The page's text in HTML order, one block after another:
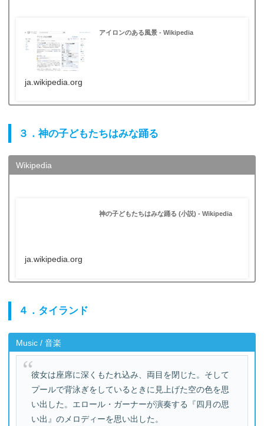
アイロンのある風景 - Wikipedia
ja.wikipedia.org
３．神の子どもたちはみな踊る
Wikipedia
神の子どもたちはみな踊る (小説) - Wikipedia
ja.wikipedia.org
４．タイランド
Music / 音楽
彼女は座席に深くもたれ込み、両目を閉じた。そして
プールで背泳ぎをしているときに見上げた空の色を思
い出した。エロール・ガーナーが演奏する『四月の思
い出』のメロディーを思い出した。